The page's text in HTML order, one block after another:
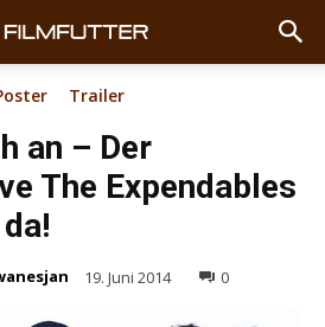
Trailer
an – Der
The Expendables
19. Juni 2014 0